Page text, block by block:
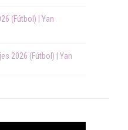
(Fútbol) | Yan
2026 (Fútbol) | Yan